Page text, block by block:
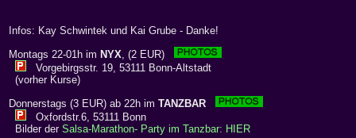
Infos: Kay Schwintek und Kai Grube - Danke!
Montags 22-01h im NYX , (2 EUR)
Vorgebirgsstr. 19, 53111 Bonn-Altstadt
(vorher Kurse)
Donnerstags (3 EUR) ab 22h im TANZBAR
Oxfordstr.6, 53111 Bonn
Bilder der Salsa-Marathon- Party im Tanzbar: HIER